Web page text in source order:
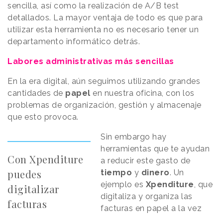
sencilla, así como la realización de A/B test
detallados. La mayor ventaja de todo es que para
utilizar esta herramienta no es necesario tener un
departamento informático detrás.
Labores administrativas más sencillas
En la era digital, aún seguimos utilizando grandes
cantidades de papel en nuestra oficina, con los
problemas de organización, gestión y almacenaje
que esto provoca.
Con Xpenditure
puedes
digitalizar
facturas
Sin embargo hay
herramientas que te ayudan
a reducir este gasto de
tiempo y dinero. Un
ejemplo es Xpenditure, que
digitaliza y organiza las
facturas en papel a la vez